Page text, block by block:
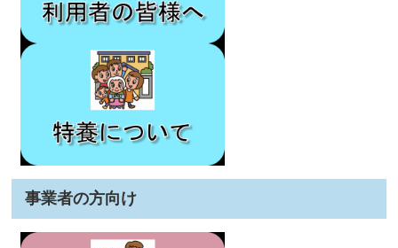
事業者の方向け